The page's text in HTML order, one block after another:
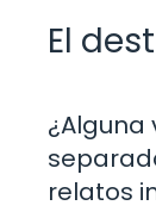
El
relatos